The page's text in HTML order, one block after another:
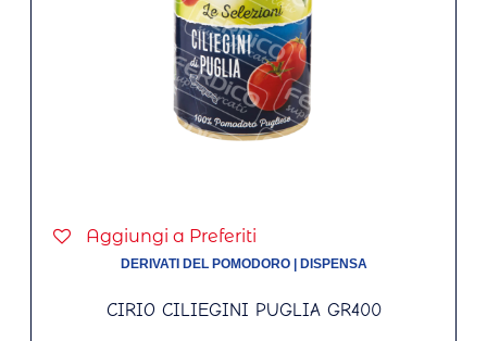
Aggiungi a Preferiti
DERIVATI DEL POMODORO| DISPENSA
CIRIO CILIEGINI PUGLIA GR400